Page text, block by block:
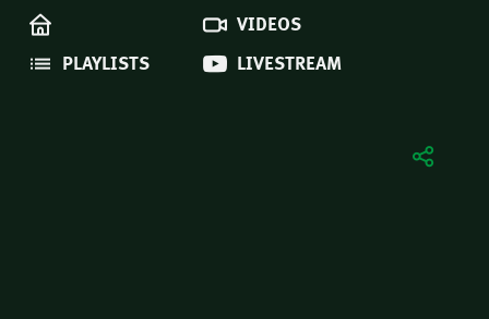
VIDEOS
PLAYLISTS
LIVESTREAM